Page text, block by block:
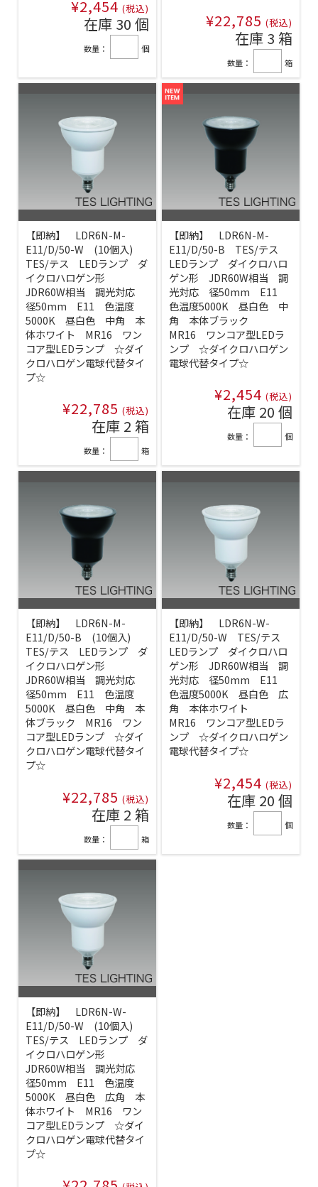
¥2,454 (税込)
在庫 30 個
数量： 個
¥22,785 (税込)
在庫 3 箱
数量： 箱
【即納】 LDR6N-M-
E11/D/50-W (10個入)
TES/テス LEDランプ ダ
イクロハロゲン形
JDR60W相当 調光対応
径50mm E11 色温度
5000K 昼白色 中角 本
体ホワイト MR16 ワン
コア型LEDランプ ☆ダイ
クロハロゲン電球代替タイ
プ☆
¥22,785 (税込)
在庫 2 箱
数量： 箱
【即納】 LDR6N-M-
E11/D/50-B TES/テス
LEDランプ ダイクロハロ
ゲン形 JDR60W相当 調
光対応 径50mm E11
色温度5000K 昼白色 中
角 本体ブラック
MR16 ワンコア型LEDラ
ンプ ☆ダイクロハロゲン
電球代替タイプ☆
¥2,454 (税込)
在庫 20 個
数量： 個
【即納】 LDR6N-M-
E11/D/50-B (10個入)
TES/テス LEDランプ ダ
イクロハロゲン形
JDR60W相当 調光対応
径50mm E11 色温度
5000K 昼白色 中角 本
体ブラック MR16 ワン
コア型LEDランプ ☆ダイ
クロハロゲン電球代替タイ
プ☆
¥22,785 (税込)
在庫 2 箱
数量： 箱
【即納】 LDR6N-W-
E11/D/50-W TES/テス
LEDランプ ダイクロハロ
ゲン形 JDR60W相当 調
光対応 径50mm E11
色温度5000K 昼白色 広
角 本体ホワイト
MR16 ワンコア型LEDラ
ンプ ☆ダイクロハロゲン
電球代替タイプ☆
¥2,454 (税込)
在庫 20 個
数量： 個
【即納】 LDR6N-W-
E11/D/50-W (10個入)
TES/テス LEDランプ ダ
イクロハロゲン形
JDR60W相当 調光対応
径50mm E11 色温度
5000K 昼白色 広角 本
体ホワイト MR16 ワン
コア型LEDランプ ☆ダイ
クロハロゲン電球代替タイ
プ☆